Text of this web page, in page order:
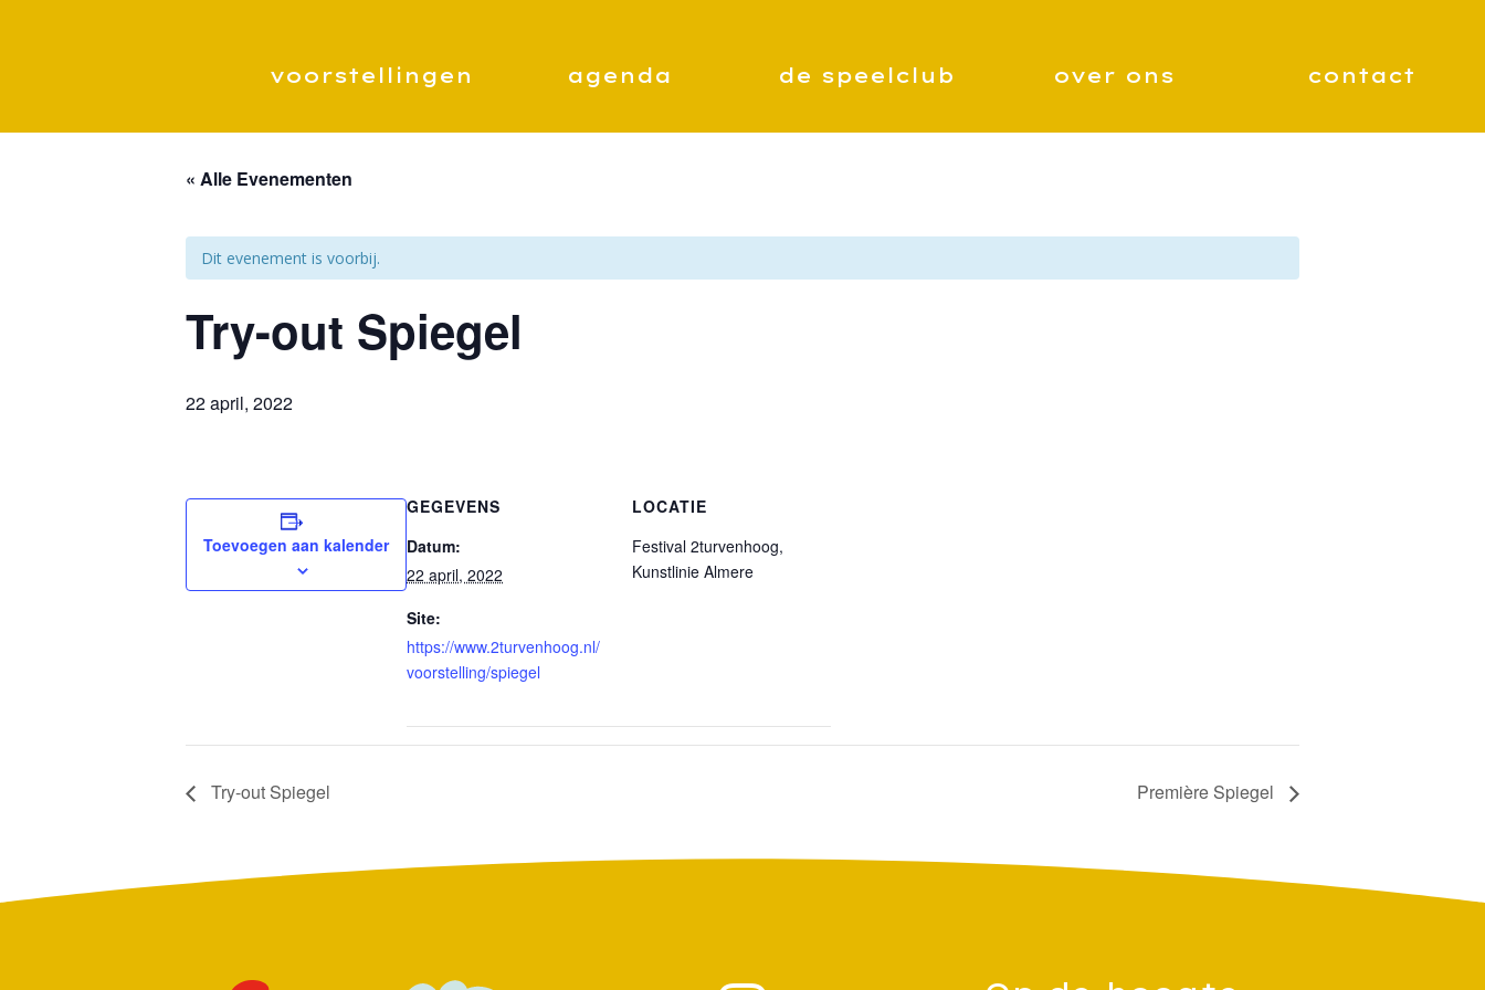
voorstellingen agenda de speelclub over ons contact
« Alle Evenementen
Dit evenement is voorbij.
Try-out Spiegel
22 april, 2022
Toevoegen aan kalender
GEGEVENS
Datum:
22 april, 2022
Site:
https://www.2turvenhoog.nl/
voorstelling/spiegel
LOCATIE
Festival 2turvenhoog,
Kunstlinie Almere
Try-out Spiegel Première Spiegel